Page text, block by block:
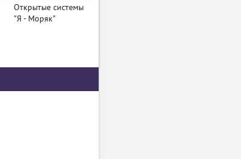
Открытые системы
"Я - Моряк"